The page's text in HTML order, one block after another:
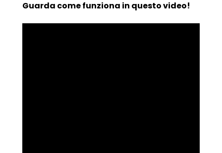
Guarda come funziona in questo video!